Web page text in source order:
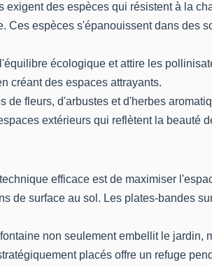
des espèces qui résistent à la
Ces espèces s'épanouissent dans des
écologique et attire les
créant des espaces attrayants.
de fleurs, d'arbustes et d'herbes
extérieurs qui reflètent la beauté
efficace est de maximiser
de surface au sol. Les plates-bandes
non seulement embellit le jardin,
placés offre un refuge